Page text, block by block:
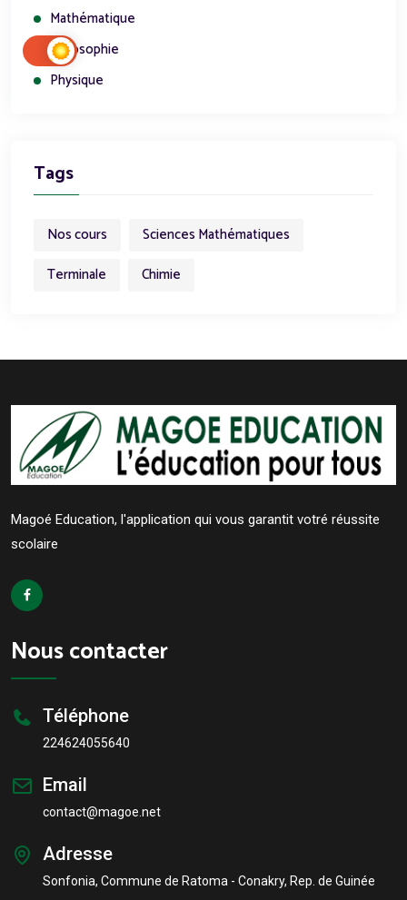
Mathématique
Philosophie
Physique
Tags
Nos cours
Sciences Mathématiques
Terminale
Chimie
Magoé Education, l'application qui vous garantit votré réussite
scolaire
Nous contacter
Téléphone
224624055640
Email
contact@magoe.net
Adresse
Sonfonia, Commune de Ratoma - Conakry, Rep. de Guinée